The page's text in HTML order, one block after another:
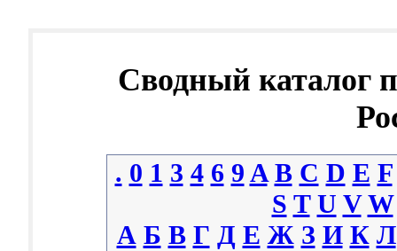
Сводный каталог
. 0 1 3 4 6 9 A B C D E F
S T U V W
А Б В Г Д Е Ж З И К Л